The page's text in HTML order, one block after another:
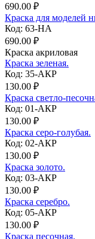
690.00 ₽
Краска для моделей
Код: 63-НА
690.00 ₽
Краска акриловая
Краска зеленая.
Код: 35-АКР
130.00 ₽
Краска светло-
Код: 01-АКР
130.00 ₽
Краска серо-голубая.
Код: 02-АКР
130.00 ₽
Краска золото.
Код: 03-АКР
130.00 ₽
Краска серебро.
Код: 05-АКР
130.00 ₽
Краска песочная.